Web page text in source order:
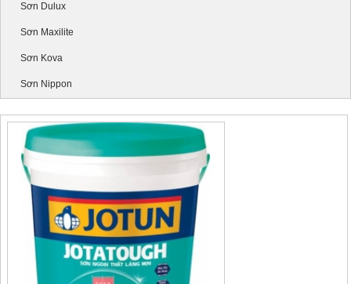
Sơn Dulux
Sơn Maxilite
Sơn Kova
Sơn Nippon